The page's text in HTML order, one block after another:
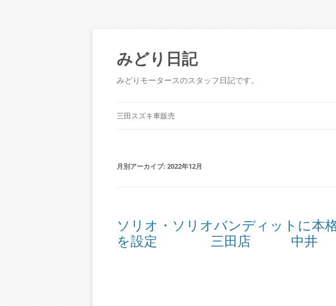
コ
ン
ツ
へ
ス
みどり日記
みどりモータースのスタッフ日記です。
三田スズキ車販売
月別アーカイブ: 2022年12月
ソリオ・ソリオバンディットに本
を設定 三田店 中井